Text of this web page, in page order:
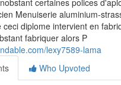
certaines polices
Menuiserie aluminium-
ceci diplome intervient en
fabriquer alors P
lexy7589-lama
Who Upvoted